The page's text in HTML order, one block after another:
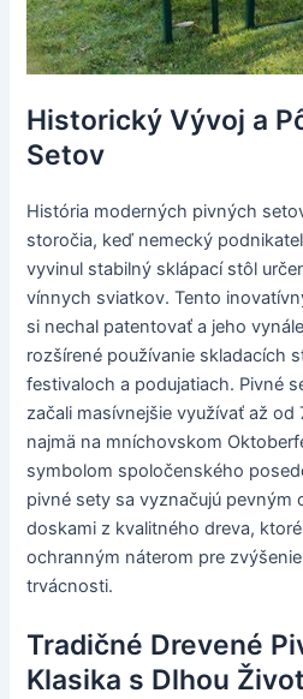
Historický Vývoj a
Setov
História moderných pivných
storočia, keď nemecký
vyvinul stabilný sklápací stôl
vínnych sviatkov. Tento
si nechal patentovať a jeho
rozšírené používanie skladacích
festivaloch a podujatiach. Pivné
začali masívnejšie využívať až
najmä na mníchovskom
symbolom spoločenského
pivné sety sa vyznačujú pevným
doskami z kvalitného dreva,
ochranným náterom pre
trvácnosti.
Tradičné Drevené
Klasika s Dlhou